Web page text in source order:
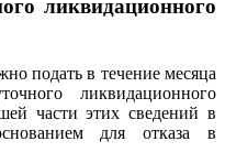
ликвидационного
подать в течение месяца
ликвидационного
части этих сведений в
для отказа в